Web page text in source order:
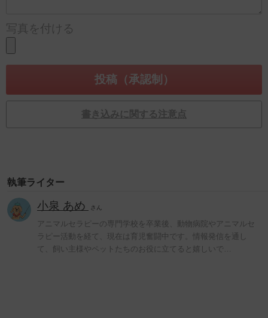
写真を付ける
書き込みに関する注意点
執筆ライター
小泉 あめ さん
アニマルセラピーの専門学校を卒業後、動物病院やアニマルセ
ラピー活動を経て、現在は育児奮闘中です。情報発信を通し
て、飼い主様やペットたちのお役に立てると嬉しいで…